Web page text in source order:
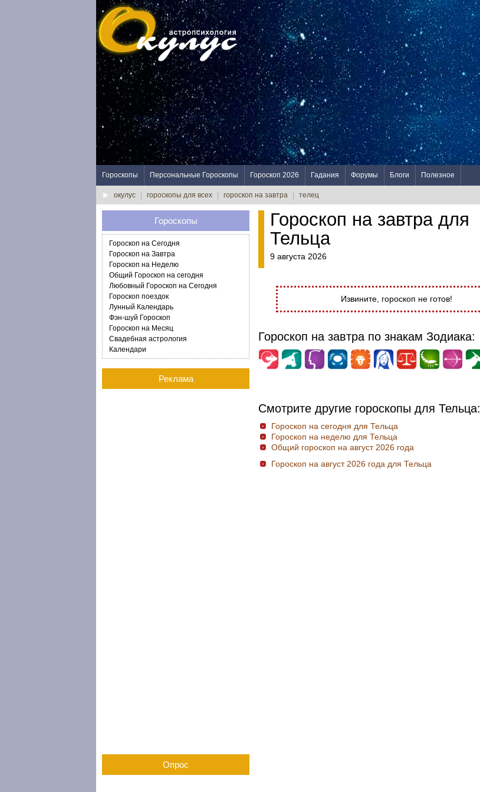
Гороскопы Персональные Гороскопы Гороскоп 2026 Гадания Форумы Блоги Полезное
окулус гороскопы для всех гороскоп на завтра телец
Гороскоп на завтра для
Тельца
9 августа 2026
Извините, гороскоп не готов!
Гороскоп на завтра по знакам Зодиака:
Смотрите другие гороскопы для Тельца:
Гороскоп на сегодня для Тельца
Гороскоп на неделю для Тельца
Общий гороскоп на август 2026 года
Гороскоп на август 2026 года для Тельца
Гороскопы
Гороскоп на Сегодня
Гороскоп на Завтра
Гороскоп на Неделю
Общий Гороскоп на сегодня
Любовный Гороскоп на Сегодня
Гороскоп поездок
Лунный Календарь
Фэн-шуй Гороскоп
Гороскоп на Месяц
Свадебная астрология
Календари
Реклама
Опрос